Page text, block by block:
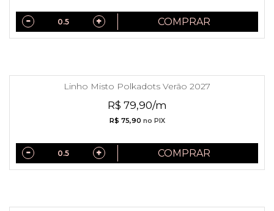
COMPRAR
Linho Misto Polkadots Verão 2027
R$ 79,90/m
R$ 75,90 no PIX
COMPRAR